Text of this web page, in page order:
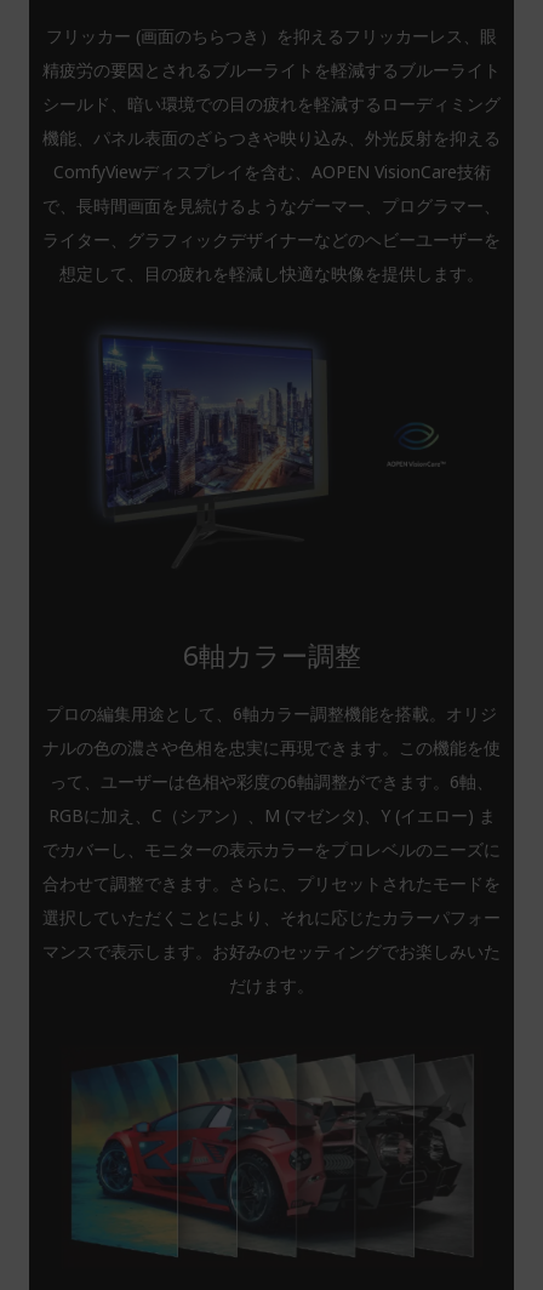
フリッカー (画面のちらつき）を抑えるフリッカーレス、眼
精疲労の要因とされるブルーライトを軽減するブルーライト
シールド、暗い環境での目の疲れを軽減するローディミング
機能、パネル表面のざらつきや映り込み、外光反射を抑える
ComfyViewディスプレイを含む、AOPEN VisionCare技術
で、長時間画面を見続けるようなゲーマー、プログラマー、
ライター、グラフィックデザイナーなどのヘビーユーザーを
想定して、目の疲れを軽減し快適な映像を提供します。
6軸カラー調整
プロの編集用途として、6軸カラー調整機能を搭載。オリジ
ナルの色の濃さや色相を忠実に再現できます。この機能を使
って、ユーザーは色相や彩度の6軸調整ができます。6軸、
RGBに加え、C（シアン）、M (マゼンタ)、Y (イエロー) ま
でカバーし、モニターの表示カラーをプロレベルのニーズに
合わせて調整できます。さらに、プリセットされたモードを
選択していただくことにより、それに応じたカラーパフォー
マンスで表示します。お好みのセッティングでお楽しみいた
だけます。